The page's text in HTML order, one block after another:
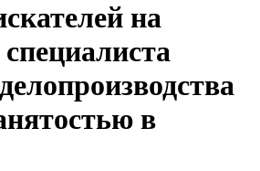
на
в